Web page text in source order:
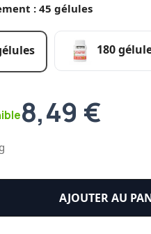
: 45 gélules
180
8,49 €
AJOUTER AU